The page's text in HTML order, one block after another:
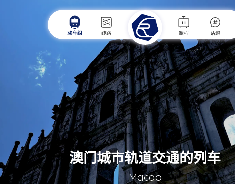
动车组 线路 旅程 话题
澳门城市轨道交通的列车
Macao